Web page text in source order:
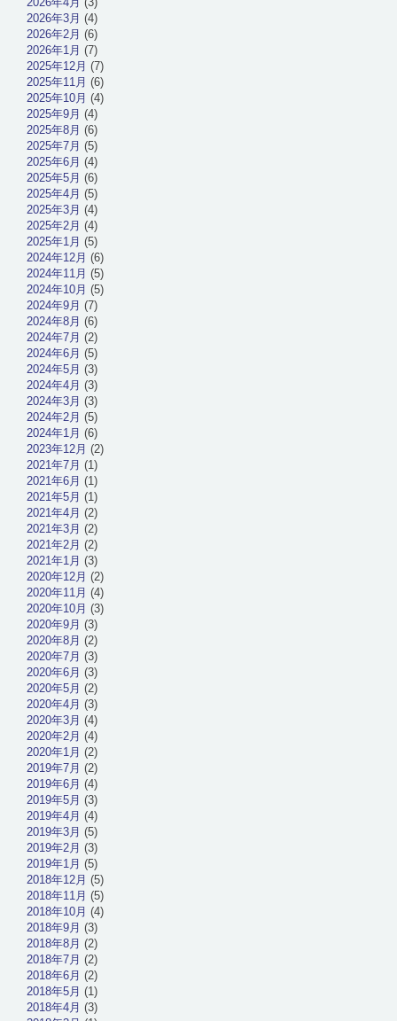
2026年3月 (4)
2026年2月 (6)
2026年1月 (7)
2025年12月 (7)
2025年11月 (6)
2025年10月 (4)
2025年9月 (4)
2025年8月 (6)
2025年7月 (5)
2025年6月 (4)
2025年5月 (6)
2025年4月 (5)
2025年3月 (4)
2025年2月 (4)
2025年1月 (5)
2024年12月 (6)
2024年11月 (5)
2024年10月 (5)
2024年9月 (7)
2024年8月 (6)
2024年7月 (2)
2024年6月 (5)
2024年5月 (3)
2024年4月 (3)
2024年3月 (3)
2024年2月 (5)
2024年1月 (6)
2023年12月 (2)
2021年7月 (1)
2021年6月 (1)
2021年5月 (1)
2021年4月 (2)
2021年3月 (2)
2021年2月 (2)
2021年1月 (3)
2020年12月 (2)
2020年11月 (4)
2020年10月 (3)
2020年9月 (3)
2020年8月 (2)
2020年7月 (3)
2020年6月 (3)
2020年5月 (2)
2020年4月 (3)
2020年3月 (4)
2020年2月 (4)
2020年1月 (2)
2019年7月 (2)
2019年6月 (4)
2019年5月 (3)
2019年4月 (4)
2019年3月 (5)
2019年2月 (3)
2019年1月 (5)
2018年12月 (5)
2018年11月 (5)
2018年10月 (4)
2018年9月 (3)
2018年8月 (2)
2018年7月 (2)
2018年6月 (2)
2018年5月 (1)
2018年4月 (3)